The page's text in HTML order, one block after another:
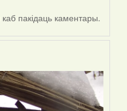
каб пакідаць каментары.